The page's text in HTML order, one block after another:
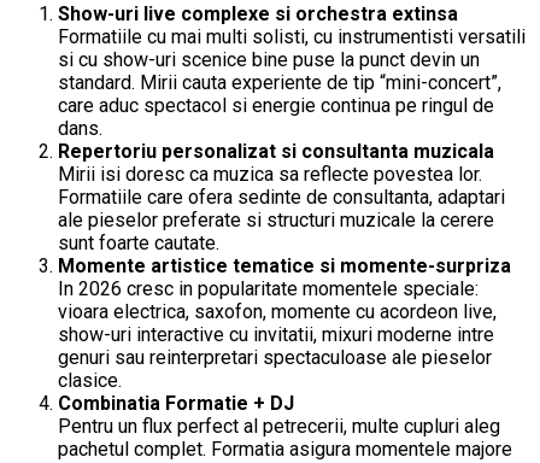
Show-uri live complexe si orchestra extinsa
Formatiile cu mai multi solisti, cu instrumentisti versatili
si cu show-uri scenice bine puse la punct devin un
standard. Mirii cauta experiente de tip “mini-concert”,
care aduc spectacol si energie continua pe ringul de
dans.
Repertoriu personalizat si consultanta muzicala
Mirii isi doresc ca muzica sa reflecte povestea lor.
Formatiile care ofera sedinte de consultanta, adaptari
ale pieselor preferate si structuri muzicale la cerere
sunt foarte cautate.
Momente artistice tematice si momente-surpriza
In 2026 cresc in popularitate momentele speciale:
vioara electrica, saxofon, momente cu acordeon live,
show-uri interactive cu invitatii, mixuri moderne intre
genuri sau reinterpretari spectaculoase ale pieselor
clasice.
Combinatia Formatie + DJ
Pentru un flux perfect al petrecerii, multe cupluri aleg
pachetul complet. Formatia asigura momentele majore